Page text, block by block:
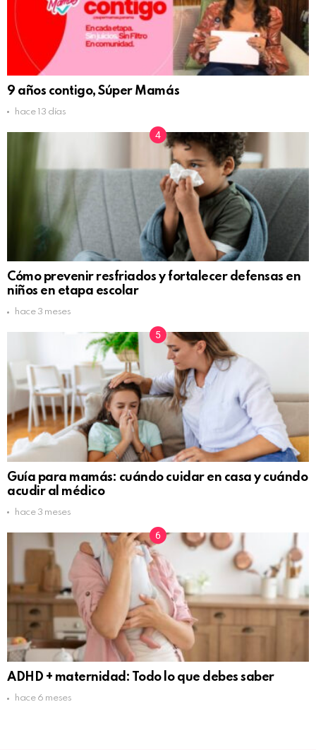
9 años contigo, Súper Mamás
hace 13 días
Cómo prevenir resfriados y fortalecer defensas en
niños en etapa escolar
hace 3 meses
Guía para mamás: cuándo cuidar en casa y cuándo
acudir al médico
hace 3 meses
ADHD + maternidad: Todo lo que debes saber
hace 6 meses